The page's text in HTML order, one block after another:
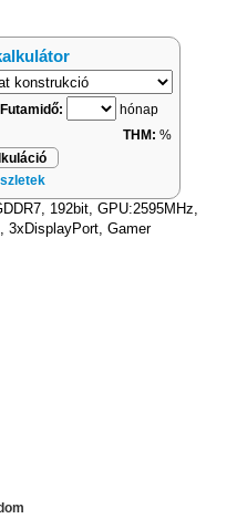
Futamidő:
hónap
THM: %
192bit, GPU:2595MHz,
3xDisplayPort, Gamer